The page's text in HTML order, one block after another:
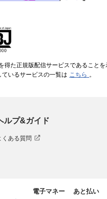
た正規版配信サービスであること
いるサービスの一覧は こちら 。
ルプ&ガイド
くある質問
電子マネー あと払い